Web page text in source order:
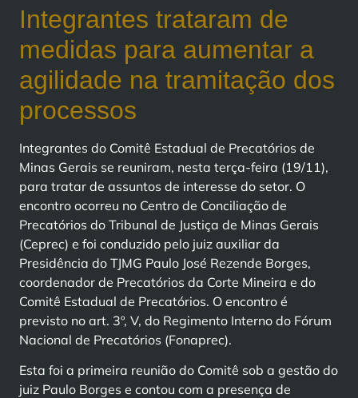
Integrantes trataram de
medidas para aumentar a
agilidade na tramitação dos
processos
Integrantes do Comitê Estadual de Precatórios de
Minas Gerais se reuniram, nesta terça-feira (19/11),
para tratar de assuntos de interesse do setor. O
encontro ocorreu no Centro de Conciliação de
Precatórios do Tribunal de Justiça de Minas Gerais
(Ceprec) e foi conduzido pelo juiz auxiliar da
Presidência do TJMG Paulo José Rezende Borges,
coordenador de Precatórios da Corte Mineira e do
Comitê Estadual de Precatórios. O encontro é
previsto no art. 3º, V, do Regimento Interno do Fórum
Nacional de Precatórios (Fonaprec).
Esta foi a primeira reunião do Comitê sob a gestão do
juiz Paulo Borges e contou com a presença de